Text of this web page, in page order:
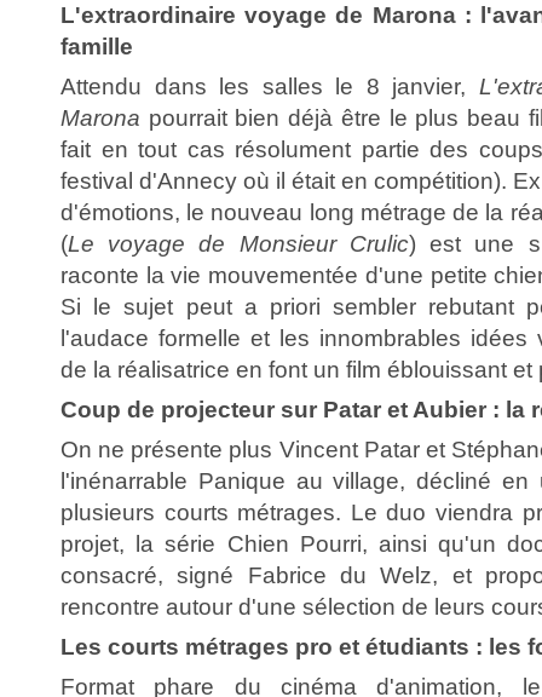
L'extraordinaire voyage de Marona :
famille
Attendu dans les salles le 8 janvier,
Marona pourrait bien déjà être le plus beau
fait en tout cas résolument partie des
festival d'Annecy où il était en compétition).
d'émotions, le nouveau long métrage de la
(Le voyage de Monsieur Crulic) est une
raconte la vie mouvementée d'une petite
Si le sujet peut a priori sembler rebutant
l'audace formelle et les innombrables idées
de la réalisatrice en font un film éblouissant et
Coup de projecteur sur Patar et Aubier : la
On ne présente plus Vincent Patar et
l'inénarrable Panique au village, décliné
plusieurs courts métrages. Le duo viendra
projet, la série Chien Pourri, ainsi qu'un
consacré, signé Fabrice du Welz, et
rencontre autour d'une sélection de leurs
Les courts métrages pro et étudiants : les
Format phare du cinéma d'animation,